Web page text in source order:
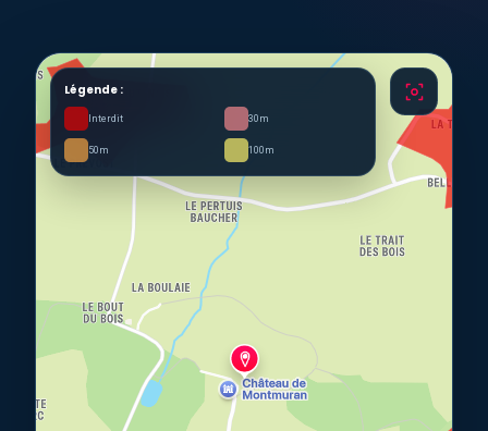
Légende :
Interdit 30m
50m 100m